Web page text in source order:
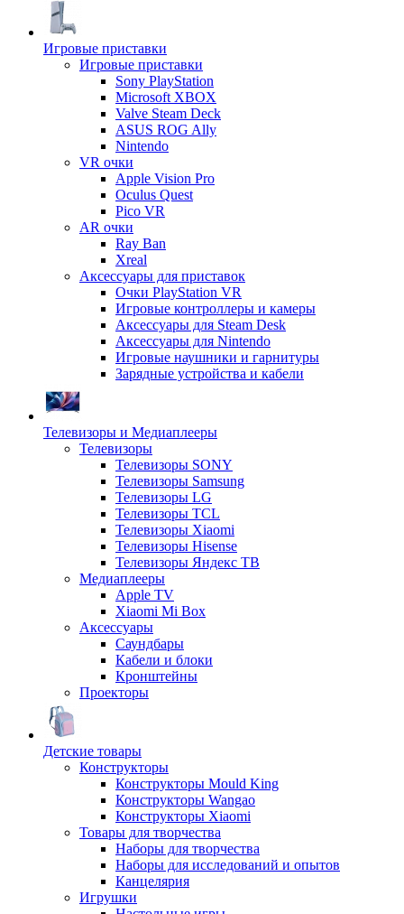
Игровые приставки
Игровые приставки
Sony PlayStation
Microsoft XBOX
Valve Steam Deck
ASUS ROG Ally
Nintendo
VR очки
Apple Vision Pro
Oculus Quest
Pico VR
AR очки
Ray Ban
Xreal
Аксессуары для приставок
Очки PlayStation VR
Игровые контроллеры и камеры
Аксессуары для Steam Desk
Аксессуары для Nintendo
Игровые наушники и гарнитуры
Зарядные устройства и кабели
Телевизоры и Медиаплееры
Телевизоры
Телевизоры SONY
Телевизоры Samsung
Телевизоры LG
Телевизоры TCL
Телевизоры Xiaomi
Телевизоры Hisense
Телевизоры Яндекс ТВ
Медиаплееры
Apple TV
Xiaomi Mi Box
Аксессуары
Саундбары
Кабели и блоки
Кронштейны
Проекторы
Детские товары
Конструкторы
Конструкторы Mould King
Конструкторы Wangao
Конструкторы Xiaomi
Товары для творчества
Наборы для творчества
Наборы для исследований и опытов
Канцелярия
Игрушки